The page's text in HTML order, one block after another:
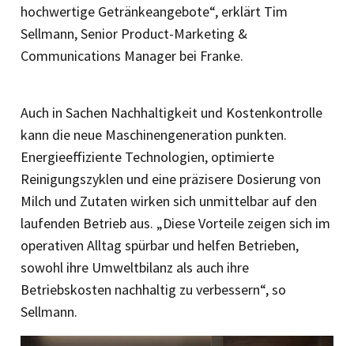
hochwertige Getränkeangebote“, erklärt Tim
Sellmann, Senior Product-Marketing &
Communications Manager bei Franke.
Auch in Sachen Nachhaltigkeit und Kostenkontrolle
kann die neue Maschinengeneration punkten.
Energieeffi­ziente Technologien, optimierte
Reinigungszyklen und eine präzisere Dosierung von
Milch und Zutaten wirken sich unmittelbar auf den
laufenden Betrieb aus. „Diese Vorteile zeigen sich im
operativen Alltag spürbar und helfen Betrieben,
sowohl ihre Umweltbilanz als auch ihre
Betriebskosten nachhaltig zu verbessern“, so
Sellmann.